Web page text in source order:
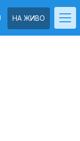
НА ЖИВО